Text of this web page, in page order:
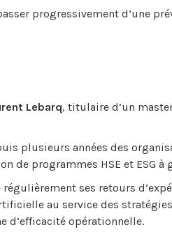
progressivement d’une
Lebarq, titulaire d’un
plusieurs années des
de programmes HSE et ESG à
ses retours
au service des stratégies
d’efficacité opérationnelle.